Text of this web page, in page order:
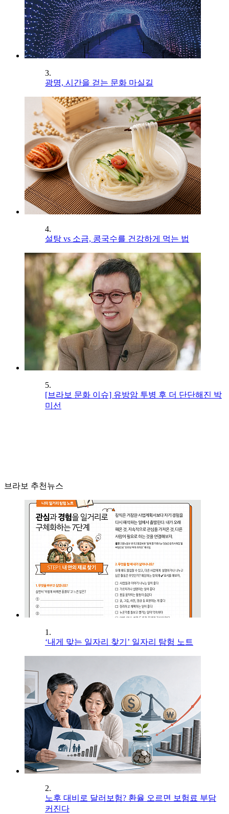
3.
광명, 시간을 걷는 문화 마실길
4.
설탕 vs 소금, 콩국수를 건강하게 먹는 법
5.
[브라보 문화 이슈] 유방암 투병 후 더 단단해진 박
미선
브라보 추천뉴스
1.
‘내게 맞는 일자리 찾기’ 일자리 탐험 노트
2.
노후 대비로 달러보험? 환율 오르면 보험료 부담
커진다